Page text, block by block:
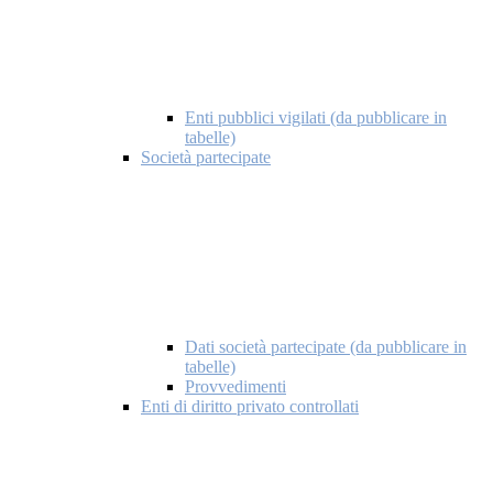
Enti pubblici vigilati (da pubblicare in
tabelle)
Società partecipate
Dati società partecipate (da pubblicare in
tabelle)
Provvedimenti
Enti di diritto privato controllati